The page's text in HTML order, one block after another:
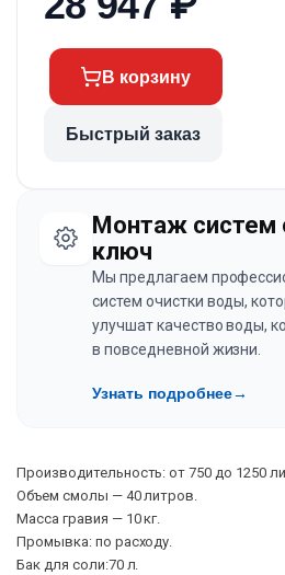
В корзину
Быстрый заказ
Монтаж систем
ключ
Мы предлагаем
систем очистки воды,
улучшат качество воды,
в повседневной жизни.
Узнать подробнее→
Производительность: от 750 до 1250
Объем смолы — 40 литров.
Масса гравия — 10 кг.
Промывка: по расходу.
Бак для соли:70 л.